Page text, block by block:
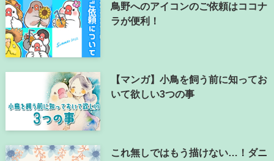
鳥野へのアイコンのご依頼はココナ
ラが便利！
【マンガ】小鳥を飼う前に知ってお
いて欲しい3つの事
これ無しではもう描けない…！ダニ